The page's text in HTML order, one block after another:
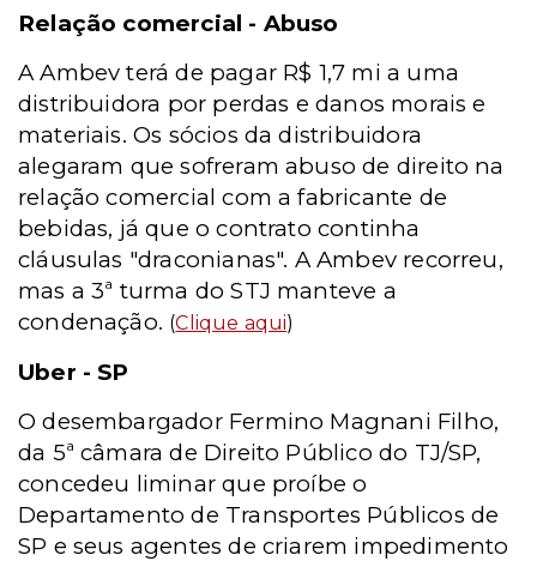
Relação comercial - Abuso
A Ambev terá de pagar R$ 1,7 mi a uma
distribuidora por perdas e danos morais e
materiais. Os sócios da distribuidora
alegaram que sofreram abuso de direito na
relação comercial com a fabricante de
bebidas, já que o contrato continha
cláusulas "draconianas". A Ambev recorreu,
mas a 3ª turma do STJ manteve a
condenação. (Clique aqui)
Uber - SP
O desembargador Fermino Magnani Filho,
da 5ª câmara de Direito Público do TJ/SP,
concedeu liminar que proíbe o
Departamento de Transportes Públicos de
SP e seus agentes de criarem impedimento